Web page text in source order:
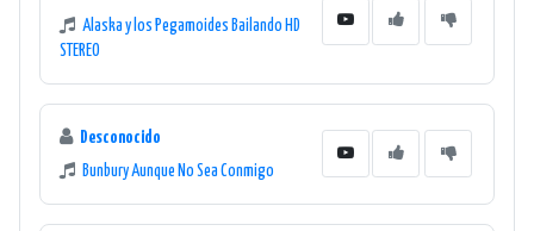
Alaska y los Pegamoides Bailando HD
STEREO
Desconocido
Bunbury Aunque No Sea Conmigo